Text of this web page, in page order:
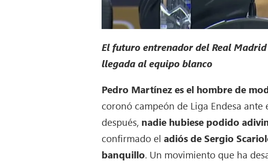
El futuro entrenador del Real
llegada al equipo blanco
Pedro Martínez es el hombre de
coronó campeón de Liga Endesa
después, nadie hubiese podido
confirmado eladiós de Sergio
banquillo. Un movimiento que ha